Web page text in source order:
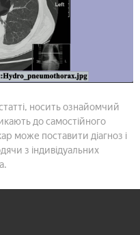
носить ознайомчий
до самостійного
може поставити діагноз і
з індивідуальних